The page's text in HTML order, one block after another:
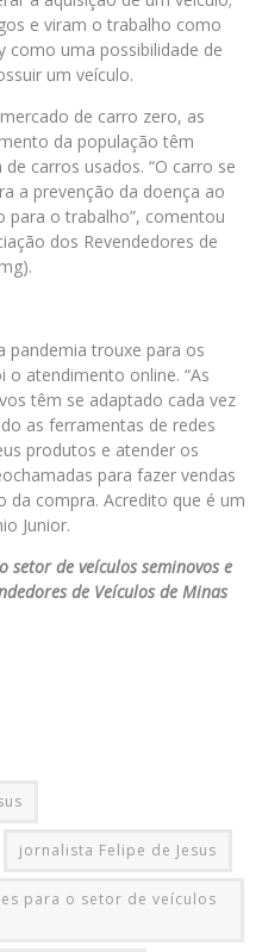
e viram o trabalho como
como uma possibilidade de
um veículo.
de carro zero, as
da população têm
carros usados. “O carro se
a prevenção da doença ao
para o trabalho”, comentou
dos Revendedores de
pandemia trouxe para os
atendimento online. “As
têm se adaptado cada vez
as ferramentas de redes
produtos e atender os
para fazer vendas
da compra. Acredito que é um
Junior.
setor de veículos seminovos e
de Veículos de Minas
jornalista Felipe de Jesus
para o setor de veículos